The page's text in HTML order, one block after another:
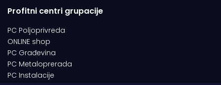
Profitni centri grupacije
PC Poljoprivreda
ONLINE shop
PC Građevina
PC Metaloprerada
PC Instalacije